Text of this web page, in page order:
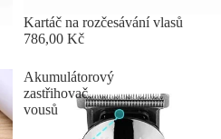
Kartáč na rozčesávání vlasů
786,00 Kč
Akumulátorový
zastřihovač
vousů